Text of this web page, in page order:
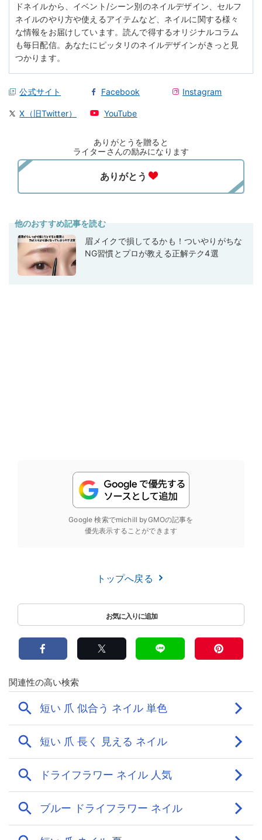
ドネイルから、イベント/シーン別のネイルデザイン、セルフ
ネイルのやり方や使えるアイテムなど、ネイルに関する様々
な情報をお届けしています。読んで得するオリジナルコラム
も毎日配信。あなたにピッタリのネイルデザインがきっと見
つかります。
公式サイト Facebook Instagram
X（旧Twitter） YouTube
ありがとうを贈ると
ライターさんの励みになります
他のおすすめ記事を読む
眉メイクで損してるかも！ついやりがちな
NG習慣とプロが教える正解テク4選
Google 検索でmichill byGMOの記事を
優先表示することができます
トップへ戻る